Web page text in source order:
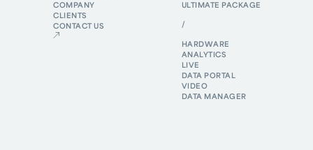
COMPANY
CLIENTS
CONTACT US
ULTIMATE PACKAGE
/
HARDWARE
ANALYTICS
LIVE
DATA PORTAL
VIDEO
DATA MANAGER